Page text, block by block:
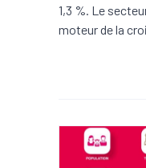
1,3 %. Le
moteur de la